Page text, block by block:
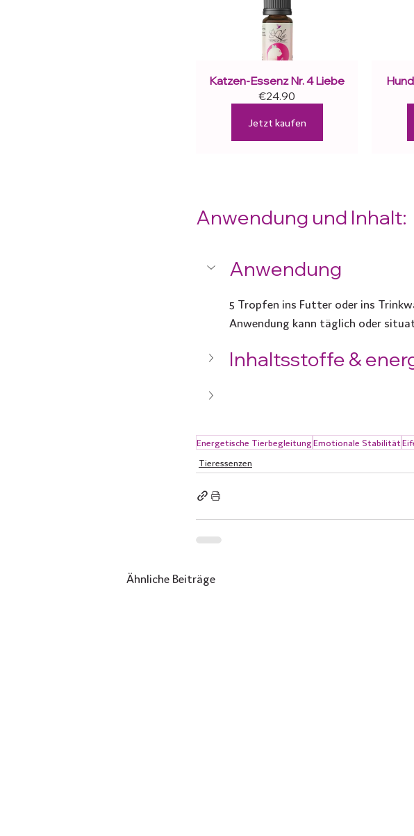
Katzen-Essenz Nr. 4 Liebe
€24.90
Jetzt kaufen
Anwendung und Inhalt:
Anwendung
5 Tropfen ins Futter oder ins
Anwendung kann täglich oder
Inhaltsstoffe &
Energetische TierbegleitungEmotionale Stabilität
Tieressenzen
Ähnliche Beiträge